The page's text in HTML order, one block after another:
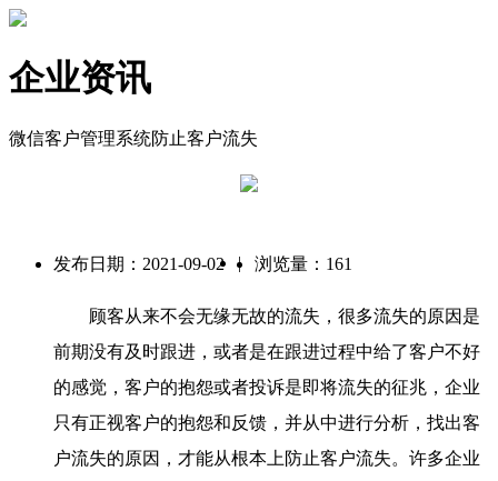
企业资讯
微信客户管理系统防止客户流失
发布日期：2021-09-02 | 浏览量：161
顾客从来不会无缘无故的流失，很多流失的原因是
前期没有及时跟进，或者是在跟进过程中给了客户不好
的感觉，客户的抱怨或者投诉是即将流失的征兆，企业
只有正视客户的抱怨和反馈，并从中进行分析，找出客
户流失的原因，才能从根本上防止客户流失。许多企业